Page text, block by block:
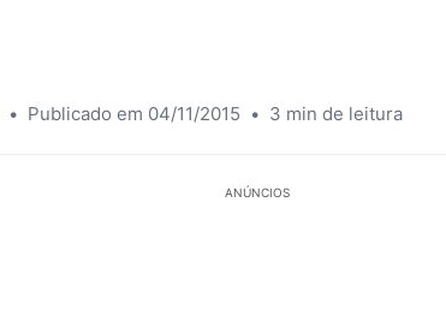
• Publicado em 04/11/2015 • 3 min de leitura
ANÚNCIOS